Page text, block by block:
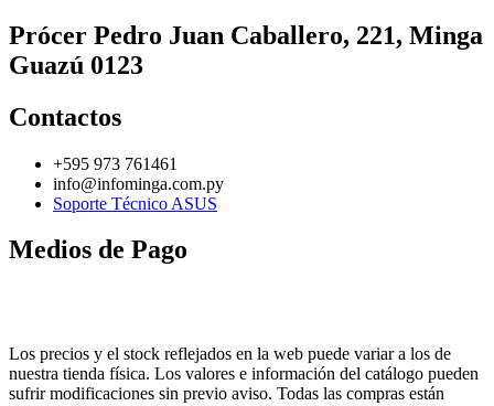
Prócer Pedro Juan Caballero, 221, Minga
Guazú 0123
Contactos
+595 973 761461
info@infominga.com.py
Soporte Técnico ASUS
Medios de Pago
Los precios y el stock reflejados en la web puede variar a los de
nuestra tienda física. Los valores e información del catálogo pueden
sufrir modificaciones sin previo aviso. Todas las compras están